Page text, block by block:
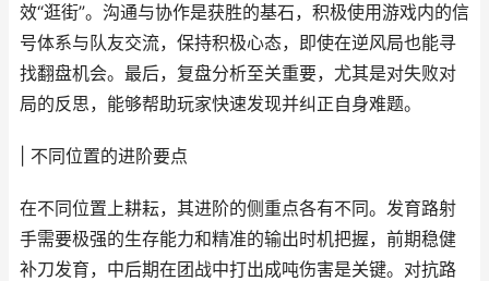
效“逛街”。沟通与协作是获胜的基石，积极使用游戏内的信
号体系与队友交流，保持积极心态，即使在逆风局也能寻
找翻盘机会。最后，复盘分析至关重要，尤其是对失败对
局的反思，能够帮助玩家快速发现并纠正自身难题。
| 不同位置的进阶要点
在不同位置上耕耘，其进阶的侧重点各有不同。发育路射
手需要极强的生存能力和精准的输出时机把握，前期稳健
补刀发育，中后期在团战中打出成吨伤害是关键。对抗路